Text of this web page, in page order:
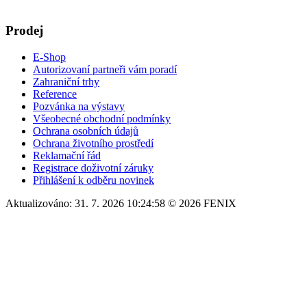
Prodej
E-Shop
Autorizovaní partneři vám poradí
Zahraniční trhy
Reference
Pozvánka na výstavy
Všeobecné obchodní podmínky
Ochrana osobních údajů
Ochrana životního prostředí
Reklamační řád
Registrace doživotní záruky
Přihlášení k odběru novinek
Aktualizováno: 31. 7. 2026 10:24:58 © 2026 FENIX